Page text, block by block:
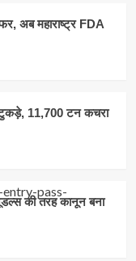
अब महाराष्ट्र FDA
टुकड़े, 11,700 टन कचरा
की तरह कानून बना